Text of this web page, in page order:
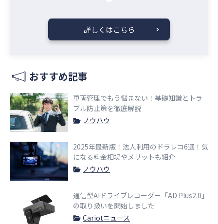
詳しくはこちら
おすすめ記事
車両管理でもう悩まない！基礎知識とトラ
ブル防止策を徹底解説
ノウハウ
2025年最新版！法人利用のドラレコ6選！気
になる料金相場やメリットも紹介
ノウハウ
通信型AIドライブレコーダー「AD Plus2.0」
の取り扱いを開始しました
Cariotニュース